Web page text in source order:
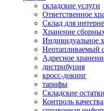
складские услуги
Ответственное
Склад для
Хранение
Индивидуальное
Неотапливаемый
Адресное
дистрибуция
кросс-докинг
тарифы
Cкладские остатки
Контроль качества